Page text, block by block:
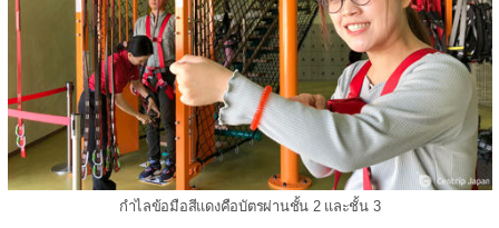
กำไลข้อมือสีแดงคือบัตรผ่านชั้น 2 และชั้น 3